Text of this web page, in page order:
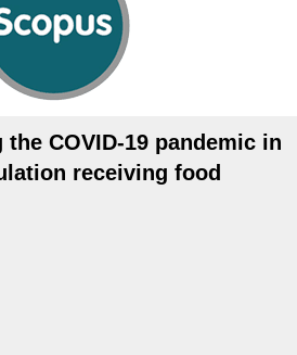
COVID-19 pandemic in
receiving food